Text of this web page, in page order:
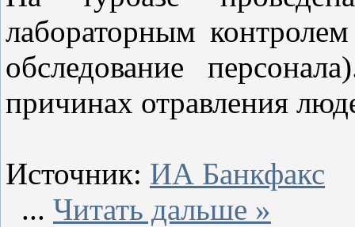
лабораторным
обследование
причинах отравления
Источник: ИА Банкфакс
... Читать дальше »